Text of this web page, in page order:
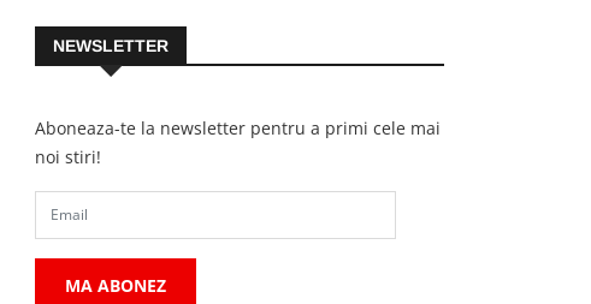
NEWSLETTER
Aboneaza-te la newsletter pentru a primi cele mai
noi stiri!
MA ABONEZ